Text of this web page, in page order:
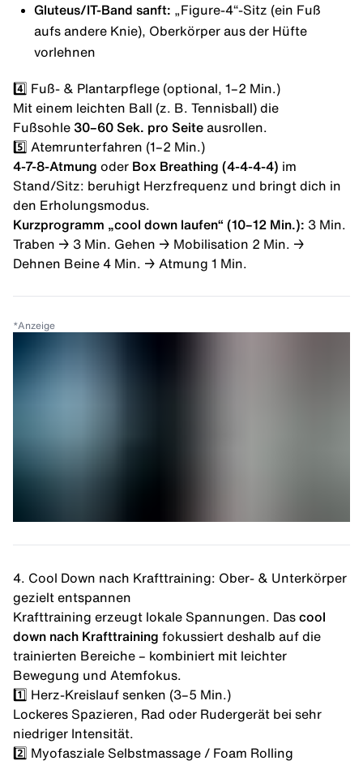
Gluteus/IT-Band sanft: „Figure-4“-Sitz (ein Fuß
aufs andere Knie), Oberkörper aus der Hüfte
vorlehnen
4️⃣ Fuß- & Plantarpflege (optional, 1–2 Min.)
Mit einem leichten Ball (z. B. Tennisball) die
Fußsohle 30–60 Sek. pro Seite ausrollen.
5️⃣ Atemrunterfahren (1–2 Min.)
4-7-8-Atmung oder Box Breathing (4-4-4-4) im
Stand/Sitz: beruhigt Herzfrequenz und bringt dich in
den Erholungsmodus.
Kurzprogramm „cool down laufen“ (10–12 Min.): 3 Min.
Traben → 3 Min. Gehen → Mobilisation 2 Min. →
Dehnen Beine 4 Min. → Atmung 1 Min.
*Anzeige
4. Cool Down nach Krafttraining: Ober- & Unterkörper
gezielt entspannen
Krafttraining erzeugt lokale Spannungen. Das cool
down nach Krafttraining fokussiert deshalb auf die
trainierten Bereiche – kombiniert mit leichter
Bewegung und Atemfokus.
1️⃣ Herz-Kreislauf senken (3–5 Min.)
Lockeres Spazieren, Rad oder Rudergerät bei sehr
niedriger Intensität.
2️⃣ Myofasziale Selbstmassage / Foam Rolling